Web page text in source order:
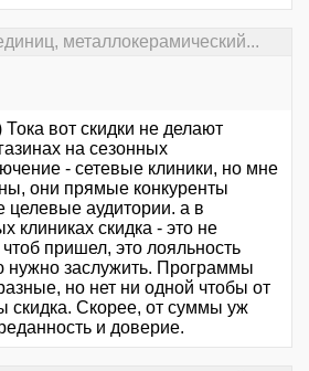
металлокерамический...
вот скидки не делают
на сезонных
- сетевые клиники, но мне
они прямые конкуренты
целевые аудитории. а в
клиниках скидка - это не
пришел, это лояльность
нужно заслужить. Программы
но нет ни одной чтобы от
скидка. Скорее, от суммы уж
и доверие.